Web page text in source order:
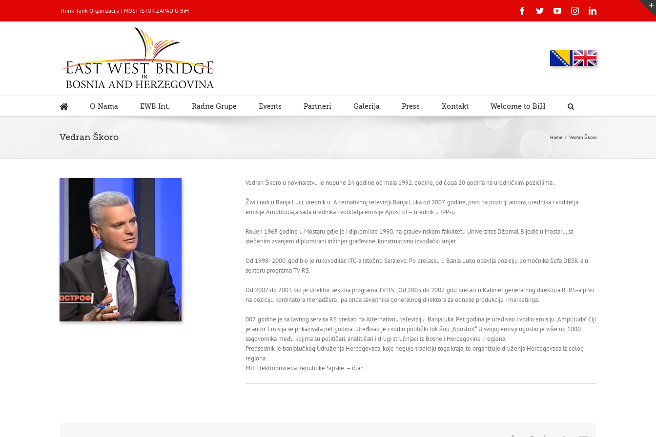
Think Tank Organizacija | MOST ISTOK ZAPAD U BiH Facebook
TwitterYouTubeInstagramLinkedin
O Nama EWB Int. Radne Grupe Events Partneri Galerija Press Kontakt Welcome to BiH
Vedran Škoro Home / Vedran Škoro
Vedran Škoro u novinarstvu je nepune 24 godine od maja 1992. godine, od čega 20 godina na uredničkim pozicijima .
Živi i radi u Banja Luci, urednik u Alternativnoj televiziji Banja Luka od 2007. godine, prvo na poziciji autora, urednika i voditelja
emisije Amplituda,a sada urednika i voditelja emisije Apostrof – urednik u IPP-u.
Rođen 1965 godine u Mostaru gdje je i diplomirao 1990. na građevinskom fakultetu Univerzitet Džemal Bijedić u Mostaru, sa
stečenim zvanjem diplomirani inžinjer građevine, konstruktivno izvođački smjer.
Od 1998- 2000. god bio je rukovodilac ITC-a Istočno Sarajevo. Po prelasku u Banja Luku obavlja poziciju pomoćnika šefa DESK-a u
sektoru programa TV RS.
Od 2002 do 2003 bio je direktor sektora programa TV RS . Od 2003 do 2007. god prelazi u Kabinet generalnog direktora RTRS-a prvo
na poziciju kordinatora menadžera , pa onda savjetnika generalnog direktora za odnose produkcije i marketinga.
007. godine je sa Javnog servisa RS prešao na Alternativnu televiziju Banjaluka. Pet godina je uređivao i vodio emisiju „Amplituda“ čiji
je autor. Emisija se prikazivala pet godina. Uređivao je i vodio politički tok šou „Apostrof“. U svojoj emisiji ugostio je više od 1000
sagovornika među kojima su političari, analitičari i drugi stručnjaci iz Bosne i Hercegovine i regiona.
Predsednik je banjalučkog Udruženja Hercegovaca, koje neguje tradiciju toga kraja, te organizuje druženja Hercegovaca iz celog
regiona.
MH Elektroprivreda Republike Srpske – član